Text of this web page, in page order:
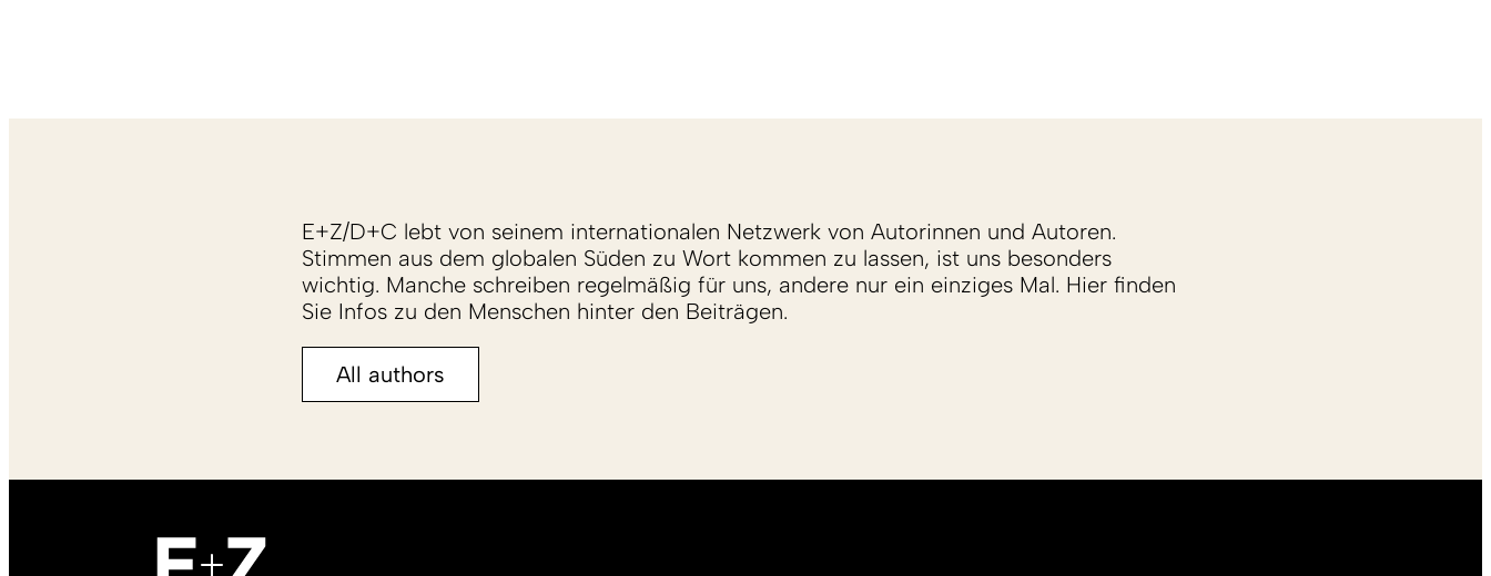
E+Z/D+C lebt von seinem internationalen Netzwerk von Autorinnen und Autoren.
Stimmen aus dem globalen Süden zu Wort kommen zu lassen, ist uns besonders
wichtig. Manche schreiben regelmäßig für uns, andere nur ein einziges Mal. Hier finden
Sie Infos zu den Menschen hinter den Beiträgen.
All authors